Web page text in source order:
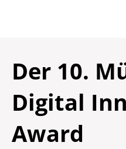
Der 10.
Digital
Award